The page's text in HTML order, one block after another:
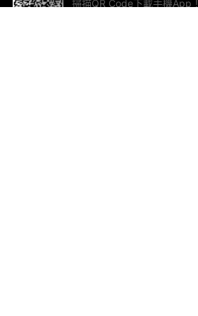
掃描QR Code下載手機App！